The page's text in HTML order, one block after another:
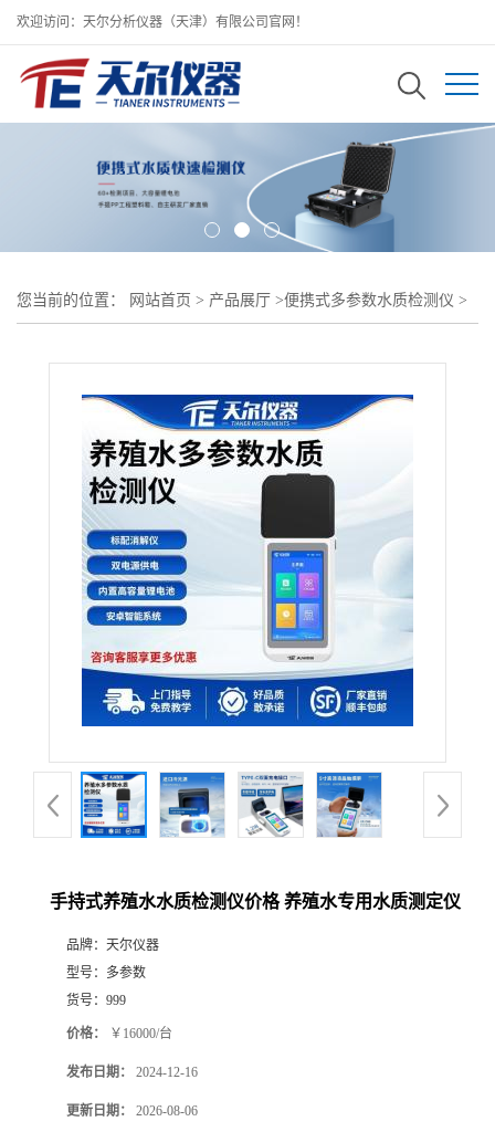
欢迎访问：天尔分析仪器（天津）有限公司官网！
您当前的位置： 网站首页 > 产品展厅 >便携式多参数水质检测仪 >
手持式养殖水水质检测仪价格 养殖水专用水质测定仪
品牌： 天尔仪器
型号： 多参数
货号： 999
价格： ￥16000/台
发布日期： 2024-12-16
更新日期： 2026-08-06